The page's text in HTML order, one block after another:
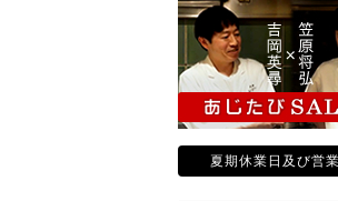
夏期休業日及び営